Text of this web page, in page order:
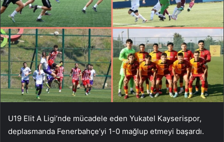
U19 Elit A Ligi’nde mücadele eden Yukatel Kayserispor,
deplasmanda Fenerbahçe’yi 1-0 mağlup etmeyi başardı.